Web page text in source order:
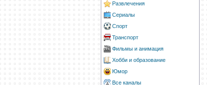
Развлечения
Сериалы
Спорт
Транспорт
Фильмы и анимация
Хобби и образование
Юмор
Все каналы